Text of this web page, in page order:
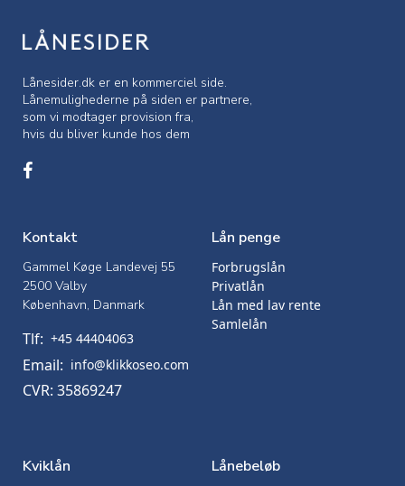
Lånesider.dk er en kommerciel side.
Lånemulighederne på siden er partnere,
som vi modtager provision fra,
hvis du bliver kunde hos dem
Kontakt
Gammel Køge Landevej 55
2500 Valby
København, Danmark
Tlf: +45 44404063
Email: info@klikkoseo.com
CVR: 35869247
Lån penge
Forbrugslån
Privatlån
Lån med lav rente
Samlelån
Kviklån Lånebeløb